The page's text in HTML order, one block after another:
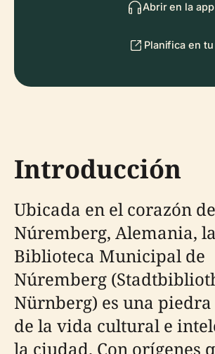
Abrir en la
Planifica en
Introducción
Ubicada en el corazón de
Núremberg, Alemania, la
Biblioteca Municipal de
Núremberg
Nürnberg) es una
de la vida cultural e
la ciudad. Con orígenes